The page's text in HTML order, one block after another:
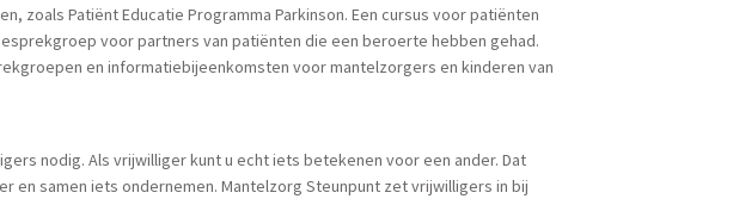
zoals Patiënt Educatie Programma Parkinson. Een cursus voor patiënten
voor partners van patiënten die een beroerte hebben gehad.
en informatiebijeenkomsten voor mantelzorgers en kinderen van
nodig. Als vrijwilliger kunt u echt iets betekenen voor een ander. Dat
en samen iets ondernemen. Mantelzorg Steunpunt zet vrijwilligers in bij